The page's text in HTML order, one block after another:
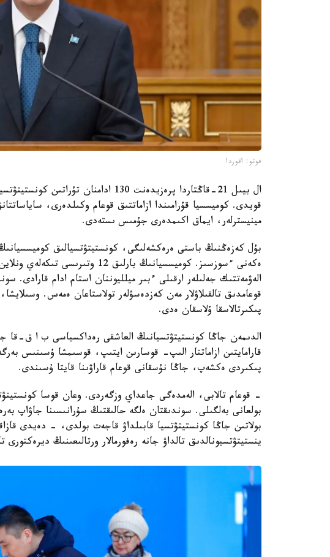
فوتو: اقوردا
ال بيىل 21-قاڭتاردا پرەزيدەنت 130
قويدى. كوميسسيا قۇرامىندا ازاماتتىق قوعام وكىلدەرى،
مينيسترلەر، ايماق اكىمدەرى جۇمىس ىستەدى.
بۇل كەزەڭنىڭ باستى ەرەكشەلىگى، كونستيتۋتسيالىق
ەكەنى ءسوزسىز. كوميسسيانىڭ
الەۋمەتتىك جەلىلەر ارقىلى ءبىر ميلليوننان استام ادام قارادى.
قوعامدىق تالقىلاۋلار مەن كەزدەسۋلەر تولاستاعان ەمەس.
پىكىرتالاسقا ۇلاسقان ەدى.
الدىمەن جاڭا كونستيتۋتسيانىڭ العاشقى رەداكسياسى ب ا ق-قا
قارامايتىن ازاماتتار الىپ- قوسارىن ايتىپ، قوسىمشا ۇسىنىس
پىكىردى ەكشەپ، جاڭا نۇسقانى قوعام قاراۋىنا قايتا ۇسىندى.
- قوعام تالابى، الەمدەگى جاعداي وزگەردى. وعان قوسا
بولعانى بەلگىلى. سوندىقتان ەلگە حالىقتىڭ سۇرانىسىنا جاۋاپ
بولاتىن جاڭا كونستيتۋتسيا قابىلداۋ قاجەت بولدى، - دەيدى
ينستيتۋتسيونالدىق تالداۋ جانە رەفورمالار ورتالىعىنىڭ ديرەكتورى